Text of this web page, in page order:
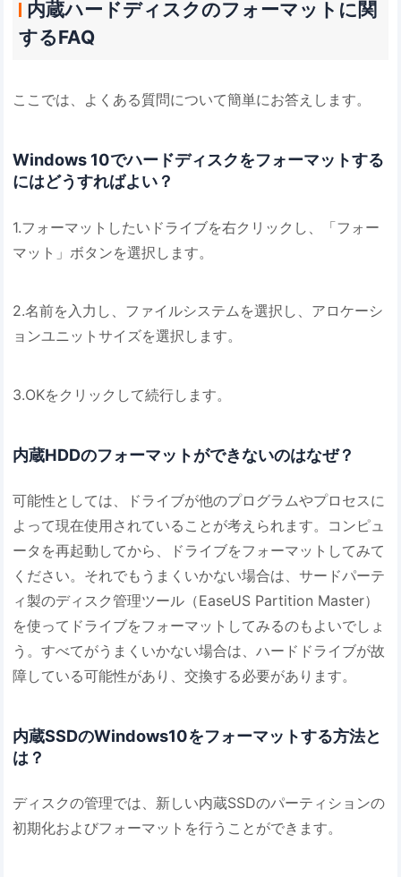
内蔵ハードディスクのフォーマットに関
するFAQ
ここでは、よくある質問について簡単にお答えします。
Windows 10でハードディスクをフォーマットする
にはどうすればよい？
1.フォーマットしたいドライブを右クリックし、「フォー
マット」ボタンを選択します。
2.名前を入力し、ファイルシステムを選択し、アロケーシ
ョンユニットサイズを選択します。
3.OKをクリックして続行します。
内蔵HDDのフォーマットができないのはなぜ？
可能性としては、ドライブが他のプログラムやプロセスに
よって現在使用されていることが考えられます。コンピュ
ータを再起動してから、ドライブをフォーマットしてみて
ください。それでもうまくいかない場合は、サードパーテ
ィ製のディスク管理ツール（EaseUS Partition Master）
を使ってドライブをフォーマットしてみるのもよいでしょ
う。すべてがうまくいかない場合は、ハードドライブが故
障している可能性があり、交換する必要があります。
内蔵SSDのWindows10をフォーマットする方法と
は？
ディスクの管理では、新しい内蔵SSDのパーティションの
初期化およびフォーマットを行うことができます。